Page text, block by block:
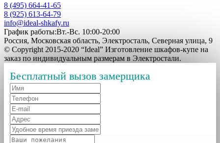
8 (495) 664-41-65
8 (925) 613-64-79
info@ideal-shkafy.ru
График работы:Вт.-Вс. 10:00-20:00
Россия, Московская область, Электросталь, Северная улица, 9
© Copyright 2015-2020 “Ideal” Изготовление шкафов-купе на
заказ по индивидуальным размерам в Электростали.
Бесплатный вызов замерщика